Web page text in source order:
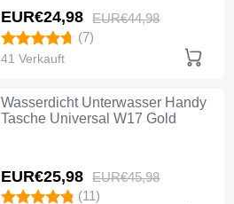
EUR€24,98 EUR€44,98
(7)
41 Verkauft
Wasserdicht Unterwasser Handy
Tasche Universal W17 Gold
EUR€25,98 EUR€45,98
(11)